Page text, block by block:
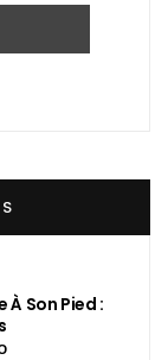
À Son Pied :